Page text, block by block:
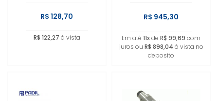
R$ 128,70
R$ 122,27 à vista
R$ 945,30
Em até 11xde R$ 99,69 com
juros ou R$ 898,04 à vista no
deposito